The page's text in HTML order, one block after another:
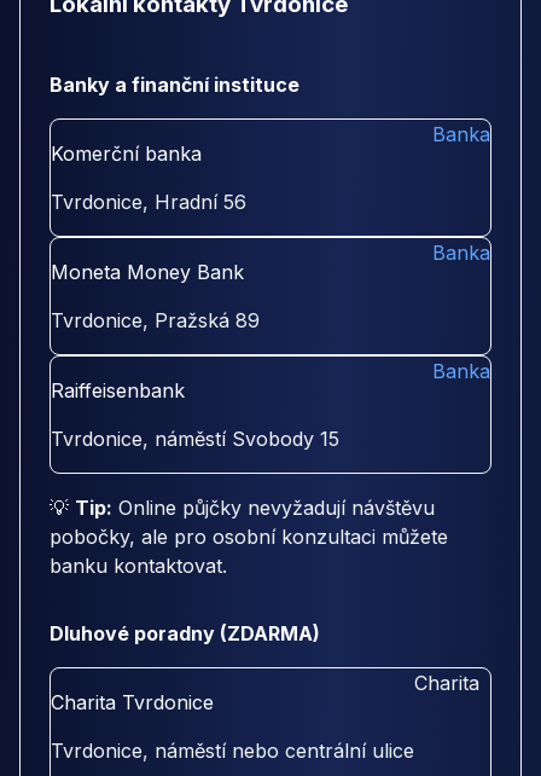
Banky a finanční instituce
Komerční banka
Tvrdonice, Hradní 56
Banka
Moneta Money Bank
Tvrdonice, Pražská 89
Banka
Raiffeisenbank
Tvrdonice, náměstí Svobody 15
Banka
💡 Tip: Online půjčky nevyžadují návštěvu
pobočky, ale pro osobní konzultaci můžete
banku kontaktovat.
Dluhové poradny (ZDARMA)
Charita Tvrdonice
Tvrdonice, náměstí nebo centrální ulice
Charita